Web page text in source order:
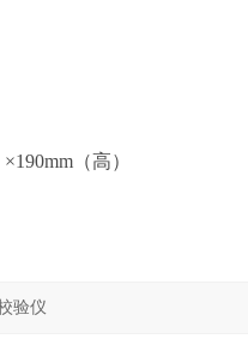
（高）